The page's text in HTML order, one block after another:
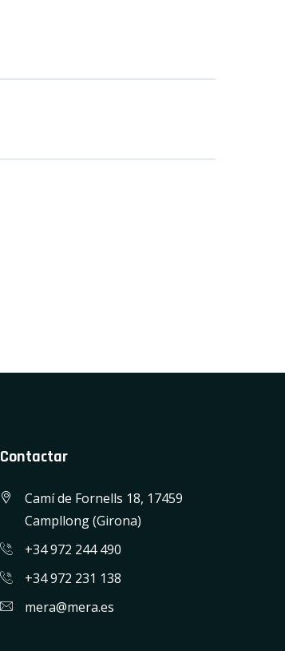
Contactar
Camí de Fornells 18, 17459
Campllong (Girona)
+34 972 244 490
+34 972 231 138
mera@mera.es